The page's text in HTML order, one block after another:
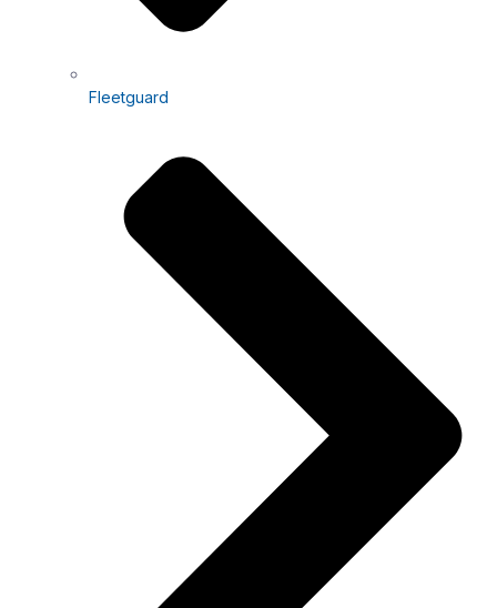
Fleetguard